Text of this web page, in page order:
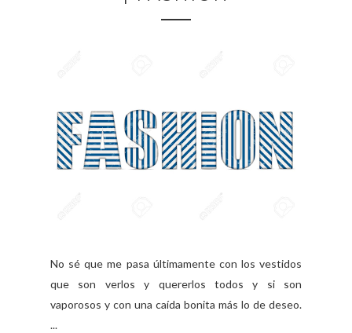
No sé que me pasa últimamente con los vestidos
que son verlos y quererlos todos y si son
vaporosos y con una caída bonita más lo de deseo.
...